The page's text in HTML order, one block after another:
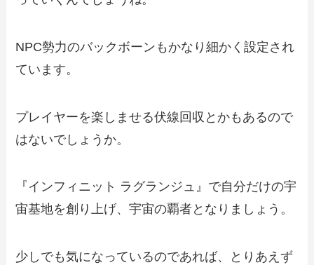
NPC勢力のバックボーンもかなり細かく設定され
ています。
プレイヤーを楽しませる伏線回収とかもあるので
はないでしょうか。
『インフィニット ラグランジュ』で自分だけの宇
宙基地を創り上げ、宇宙の覇者となりましょう。
少しでも気になっているのであれば、とりあえず